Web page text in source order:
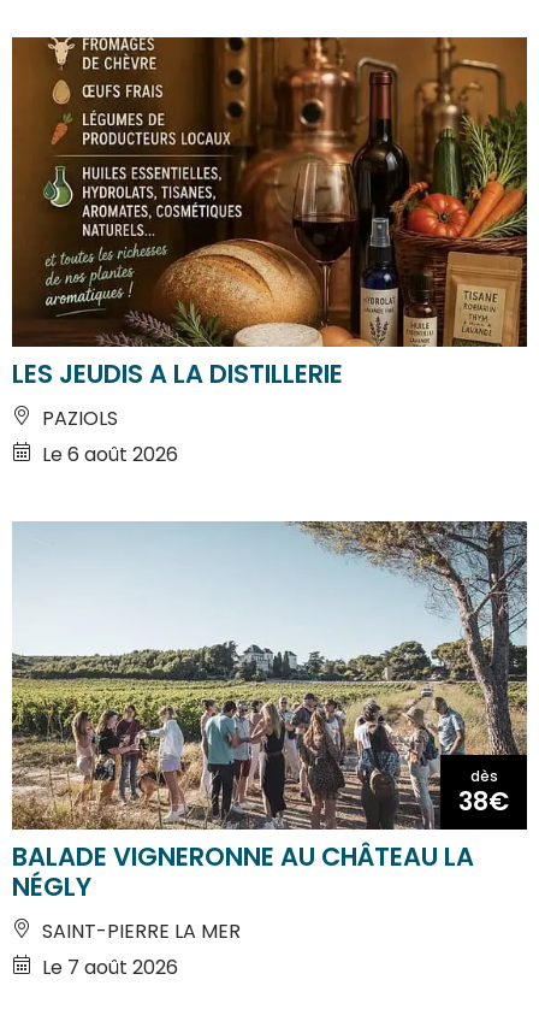
LES JEUDIS A LA DISTILLERIE
PAZIOLS
Le 6 août 2026
dès
38€
BALADE VIGNERONNE AU CHÂTEAU LA
NÉGLY
SAINT-PIERRE LA MER
Le 7 août 2026